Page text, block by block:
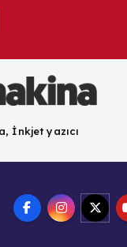
İnkjet yazıcı